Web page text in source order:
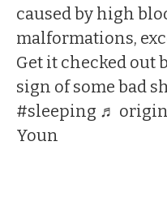
caused by high
malformations,
Get it checked out
sign of some bad
#sleeping ♬
Youn